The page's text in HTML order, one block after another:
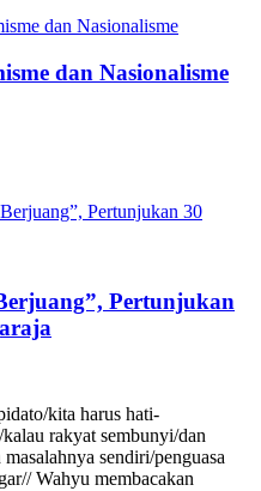
dan Nasionalisme
Pertunjukan
kita harus hati-
rakyat sembunyi/dan
sendiri/penguasa
Wahyu membacakan